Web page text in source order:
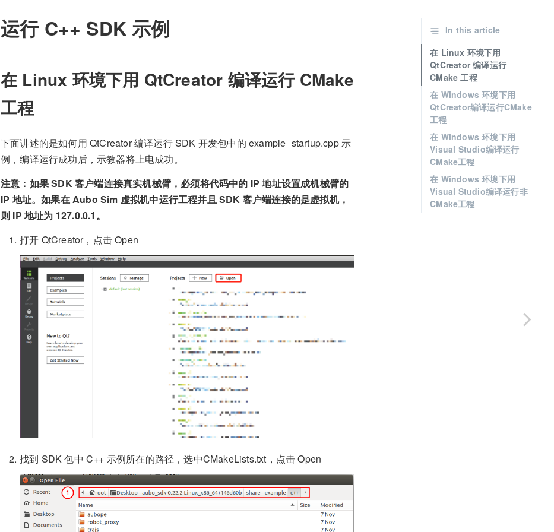
运行 C++ SDK 示例
在 Linux 环境下用 QtCreator 编译运行 CMake
工程
下面讲述的是如何用 QtCreator 编译运行 SDK 开发包中的 example_startup.cpp 示
例，编译运行成功后，示教器将上电成功。
注意：如果 SDK 客户端连接真实机械臂，必须将代码中的 IP 地址设置成机械臂的
IP 地址。如果在 Aubo Sim 虚拟机中运行工程并且 SDK 客户端连接的是虚拟机，
则 IP 地址为 127.0.0.1。
打开 QtCreator，点击 Open
找到 SDK 包中 C++ 示例所在的路径，选中CMakeLists.txt，点击 Open
In this article
在 Linux 环境下用
QtCreator 编译运行
CMake 工程
在 Windows 环境下用
QtCreator编译运行CMake
工程
在 Windows 环境下用
Visual Studio编译运行
CMake工程
在 Windows 环境下用
Visual Studio编译运行非
CMake工程